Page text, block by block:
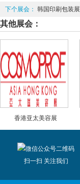
下个展会： 韩国印刷包装展
其他展会：
香港亚太美容展
扫一扫 关注我们